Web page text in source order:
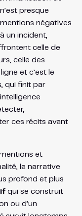
presque
négatives
un incident,
celle de
celle des
et c’est le
qui finit par
ces récits avant
et
la narrative
profond et plus
qui se construit
ou d’un